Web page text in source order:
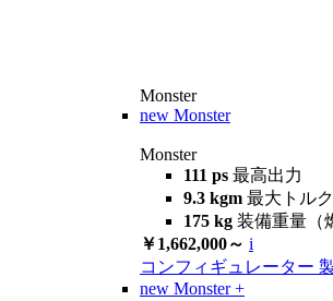
Monster
new Monster
Monster
111 ps 最高出力
9.3 kgm 最大トルク
175 kg 装備重量（
￥1,662,000～ i
コンフィギュレーター
new Monster +